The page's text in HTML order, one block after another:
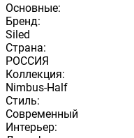
Основные:
Бренд:
Siled
Страна:
РОССИЯ
Коллекция:
Nimbus-Half
Стиль:
Современный
Интерьер: